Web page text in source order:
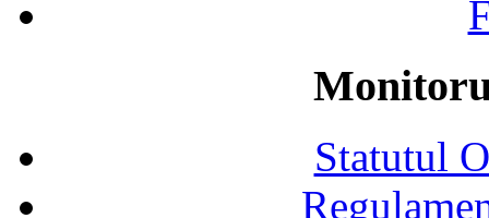
Statutul